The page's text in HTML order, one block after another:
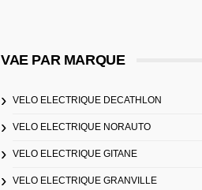
VAE PAR MARQUE
VELO ELECTRIQUE DECATHLON
VELO ELECTRIQUE NORAUTO
VELO ELECTRIQUE GITANE
VELO ELECTRIQUE GRANVILLE